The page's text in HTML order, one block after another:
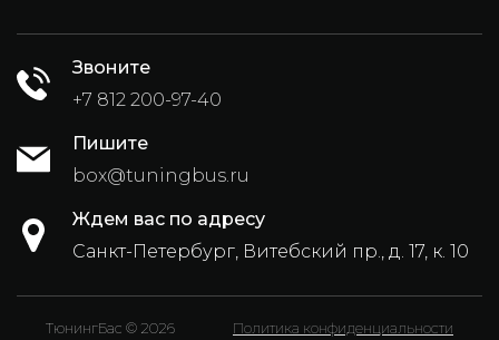
Звоните
+7 812 200-97-40
Пишите
box@tuningbus.ru
Ждем вас по адресу
Санкт-Петербург, Витебский пр., д. 17, к. 10
ТюнингБас © 2026 Политика конфиденциальности